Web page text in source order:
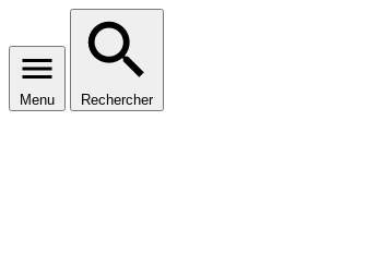
Menu Rechercher